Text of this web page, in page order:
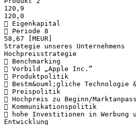
120,9
120,0
 Eigenkapital
 Periode 8
58,67 [MEUR]
Strategie unseres Unternehmens
Hochpreisstrategie
 Benchmarking
 Vorbild „Apple Inc.“
 Produktpolitik
 Bestm&ouml;gliche Technologie
 Preispolitik
 Hochpreis zu Beginn/
 Kommunikationspolitik
 hohe Investitionen in Werbung
Entwicklung